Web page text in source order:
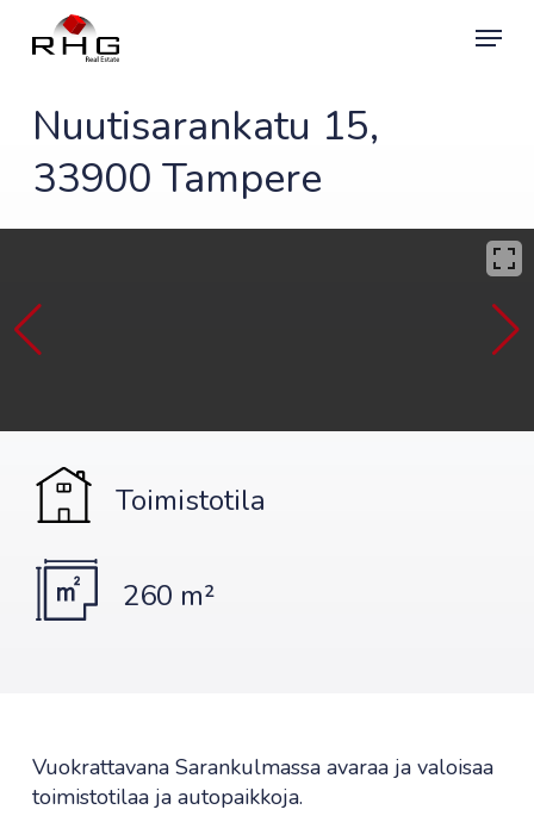
Menu
Nuutisarankatu 15,
33900 Tampere
Toimistotila
260 m²
Vuokrattavana Sarankulmassa avaraa ja valoisaa
toimistotilaa ja autopaikkoja.